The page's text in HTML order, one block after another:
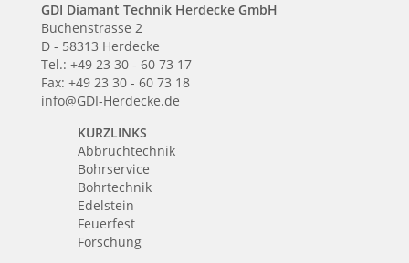
GDI Diamant Technik Herdecke GmbH
Buchenstrasse 2
D - 58313 Herdecke
Tel.: +49 23 30 - 60 73 17
Fax: +49 23 30 - 60 73 18
info@GDI-Herdecke.de
KURZLINKS
Abbruchtechnik
Bohrservice
Bohrtechnik
Edelstein
Feuerfest
Forschung